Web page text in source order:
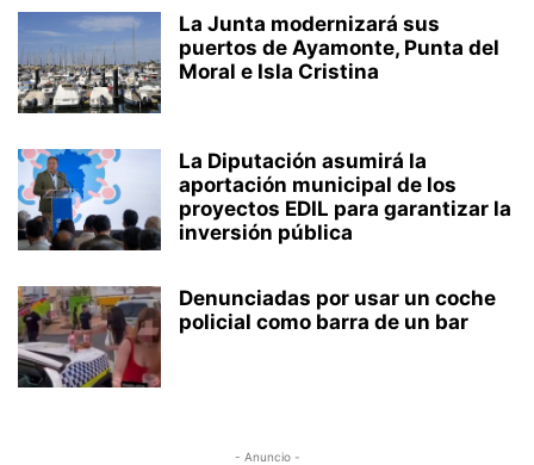
La Junta modernizará sus
puertos de Ayamonte, Punta del
Moral e Isla Cristina
La Diputación asumirá la
aportación municipal de los
proyectos EDIL para garantizar la
inversión pública
Denunciadas por usar un coche
policial como barra de un bar
- Anuncio -